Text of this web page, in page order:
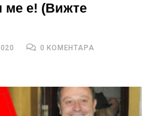
ме е! (Вижте
0 КОМЕНТАРА